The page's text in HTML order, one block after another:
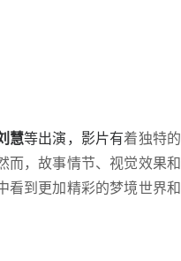
慧等出演，影片有着独特
，故事情节、视觉效果
到更加精彩的梦境世界